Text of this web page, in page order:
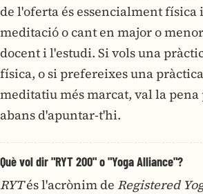
de l'oferta és essencialment
meditació o cant en major o
docent i l'estudi. Si vols una
física, o si prefereixes una
meditatiu més marcat, val la
abans d'apuntar-t'hi.
Què vol dir "RYT 200" o "Yoga Alliance"?
RYTés l'acrònim de Registered